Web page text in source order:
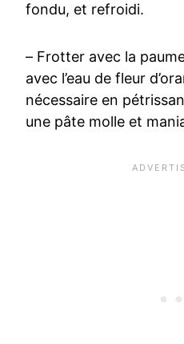
fondu, et refroidi.
– Frotter avec la
avec l’eau de fleur
nécessaire en
une pâte molle et